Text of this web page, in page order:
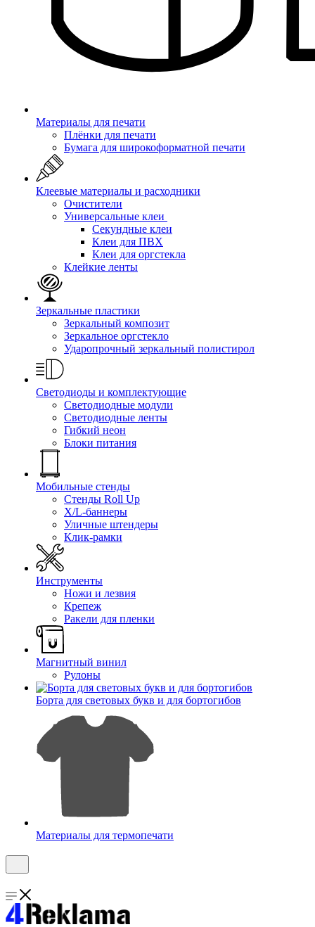
Материалы для печати
Плёнки для печати
Бумага для широкоформатной печати
Клеевые материалы и расходники
Очистители
Универсальные клеи
Секундные клеи
Клеи для ПВХ
Клеи для оргстекла
Клейкие ленты
Зеркальные пластики
Зеркальный композит
Зеркальное оргстекло
Ударопрочный зеркальный полистирол
Светодиоды и комплектующие
Светодиодные модули
Светодиодные ленты
Гибкий неон
Блоки питания
Мобильные стенды
Стенды Roll Up
X/L-баннеры
Уличные штендеры
Клик-рамки
Инструменты
Ножи и лезвия
Крепеж
Ракели для пленки
Магнитный винил
Рулоны
Борта для световых букв и для бортогибов
Материалы для термопечати